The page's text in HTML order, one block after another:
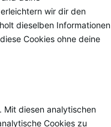
wir dir den
dieselben Informationen
Cookies ohne deine
Mit diesen analytischen
Cookies zu